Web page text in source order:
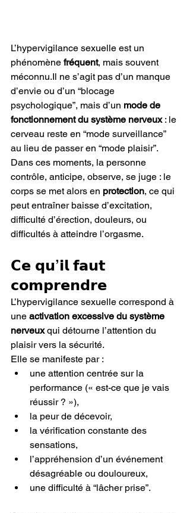
L’hypervigilance sexuelle est un
phénomène fréquent, mais souvent
méconnu.Il ne s’agit pas d’un manque
d’envie ou d’un “blocage
psychologique”, mais d’un mode de
fonctionnement du système nerveux : le
cerveau reste en “mode surveillance”
au lieu de passer en “mode plaisir”.
Dans ces moments, la personne
contrôle, anticipe, observe, se juge : le
corps se met alors en protection, ce qui
peut entraîner baisse d’excitation,
difficulté d’érection, douleurs, ou
difficultés à atteindre l’orgasme.
𝗖𝗲 𝗾𝘂’𝗶𝗹 𝗳𝗮𝘂𝘁
𝗰𝗼𝗺𝗽𝗿𝗲𝗻𝗱𝗿𝗲
L’hypervigilance sexuelle correspond à
une activation excessive du système
nerveux qui détourne l’attention du
plaisir vers la sécurité.
Elle se manifeste par :
une attention centrée sur la
performance (« est-ce que je vais
réussir ? »),
la peur de décevoir,
la vérification constante des
sensations,
l’appréhension d’un événement
désagréable ou douloureux,
une difficulté à “lâcher prise”.